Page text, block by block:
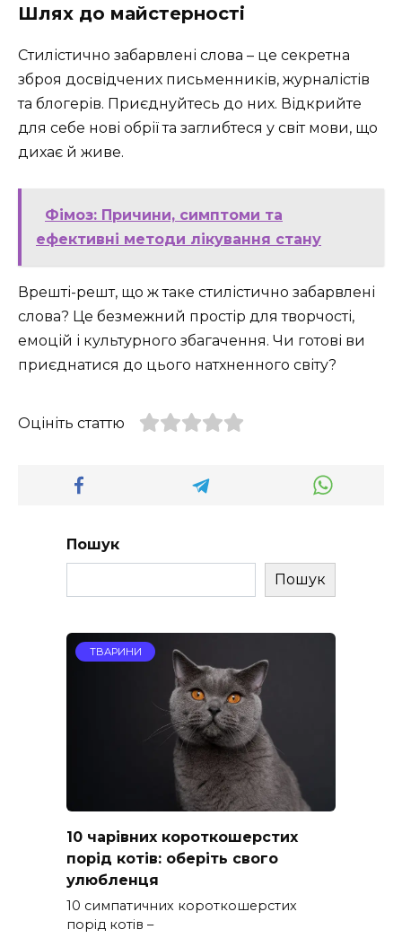
Шлях до майстерності
Стилістично забарвлені слова – це секретна
зброя досвідчених письменників, журналістів
та блогерів. Приєднуйтесь до них. Відкрийте
для себе нові обрії та заглибтеся у світ мови, що
дихає й живе.
Фімоз: Причини, симптоми та
ефективні методи лікування стану
Врешті-решт, що ж таке стилістично забарвлені
слова? Це безмежний простір для творчості,
емоцій і культурного збагачення. Чи готові ви
приєднатися до цього натхненного світу?
Оцініть статтю
Пошук
Пошук
ТВАРИНИ
10 чарівних короткошерстих
порід котів: оберіть свого
улюбленця
10 симпатичних короткошерстих
порід котів –